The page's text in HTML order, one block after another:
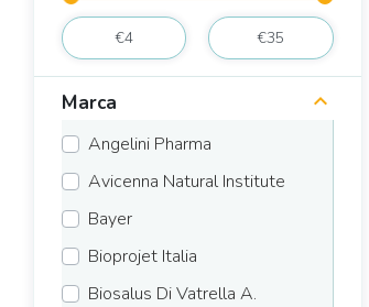
Marca
Angelini Pharma
Avicenna Natural Institute
Bayer
Bioprojet Italia
Biosalus Di Vatrella A.